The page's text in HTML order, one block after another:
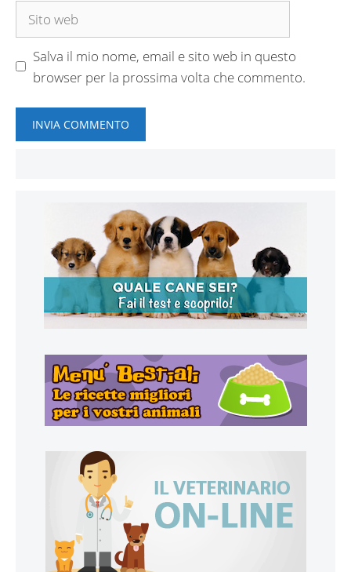
Sito
Salva il mio nome, email e sito web in questo
browser per la prossima volta che commento.